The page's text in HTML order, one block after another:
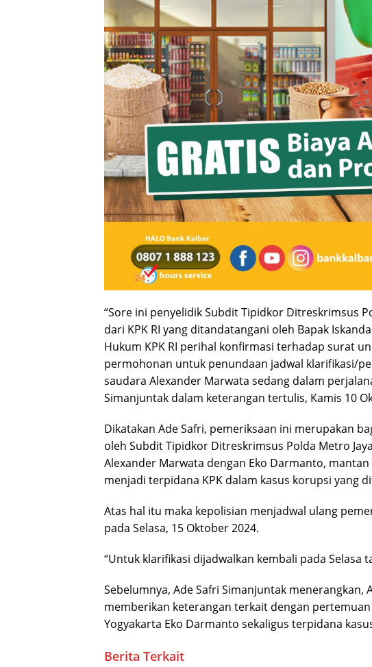
“Sore ini penyelidik Subdit Tipidkor Ditreskrimsus
dari KPK RI yang ditandatangani oleh Bapak
Hukum KPK RI perihal konfirmasi terhadap surat
permohonan untuk penundaan jadwal klarifikasi/
saudara Alexander Marwata sedang dalam
Simanjuntak dalam keterangan tertulis, Kamis 10
Dikatakan Ade Safri, pemeriksaan ini merupakan
oleh Subdit Tipidkor Ditreskrimsus Polda Metro
Alexander Marwata dengan Eko Darmanto, mantan
menjadi terpidana KPK dalam kasus korupsi yang
Atas hal itu maka kepolisian menjadwal ulang
pada Selasa, 15 Oktober 2024.
“Untuk klarifikasi dijadwalkan kembali pada Selasa
Sebelumnya, Ade Safri Simanjuntak
memberikan keterangan terkait dengan
Yogyakarta Eko Darmanto sekaligus terpidana
Berita Terkait